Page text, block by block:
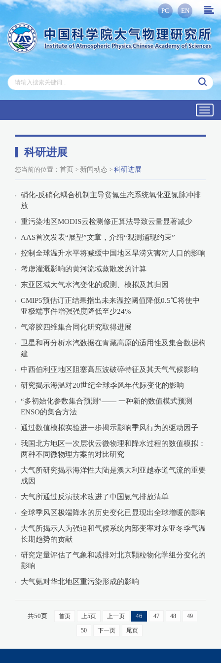
PC EN
科研进展
您当前的位置： 首页 > 新闻动态 > 科研进展
硝化-反硝化耦合机制主导贫氮生态系统氧化亚氮脉冲排
放
重污染地区MODIS云检测修正算法导致云量显著减少
AAS首次发表“展望”文章，介绍“观测涌现约束”
控制全球温升水平将减缓中国地区旱涝灾害对人口的影响
考虑灌溉影响的黄河流域蒸散发的计算
东亚区域大气水汽变化的观测、模拟及其归因
CMIP5预估订正结果指出未来温控阈值降低0.5℃将使中
亚极端事件增强强度降低至少24%
气溶胶四维集合同化研究取得进展
卫星和再分析水汽数据在青藏高原的适用性及集合数据构
建
中西伯利亚地区阻塞高压波破碎特征及其天气气候影响
研究揭示海温对20世纪全球季风年代际变化的影响
“多初始化参数集合预测”—— 一种新的数值模式预测
ENSO的集合方法
通过数值模拟实验进一步揭示影响季风行为的驱动因子
我国北方地区一次层状云微物理和降水过程的数值模拟：
两种不同微物理方案的对比研究
大气所研究揭示海洋性大陆是澳大利亚越赤道气流的重要
成因
大气所通过反演技术改进了中国氨气排放清单
全球季风区极端降水的历史变化已显现出全球增暖的影响
大气所揭示人为强迫和气候系统内部变率对东亚冬季气温
长期趋势的贡献
研究定量评估了气象和减排对北京颗粒物化学组分变化的
影响
大气氨对华北地区重污染形成的影响
共50页 首页 上5页 上一页 46 47 48 49
50 下一页 尾页